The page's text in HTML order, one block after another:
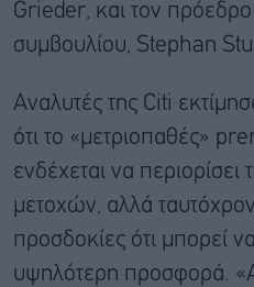
Grieder, και τον
συμβουλίου, Stephan
Αναλυτές της Citi
ότι το «μετριοπαθές»
ενδέχεται να
μετοχών, αλλά
προσδοκίες ότι μπορεί
υψηλότερη προσφορά.